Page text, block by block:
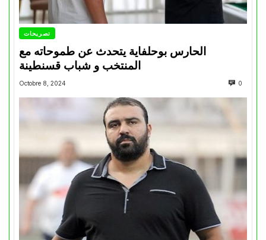
تصريحات
الحارس بوحلفاية يتحدث عن طموحاته مع
المنتخب و شباب قسنطينة
Octobre 8, 2024 0